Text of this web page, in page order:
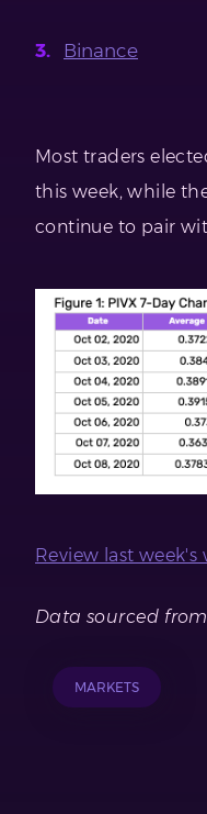
Binance
Most traders
this week, while
continue to pair
Review last
Data sourced from
MARKETS